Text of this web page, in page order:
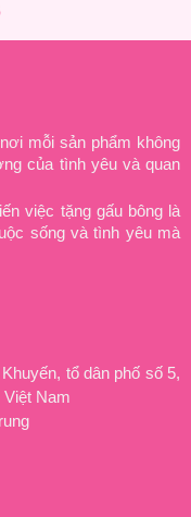
mỗi sản phẩm không
của tình yêu và quan
việc tặng gấu bông là
sống và tình yêu mà
tổ dân phố số 5,
Nam